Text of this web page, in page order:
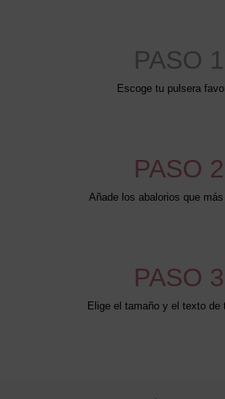
PASO 1
Escoge tu pulsera
PASO 2
Añade los abalorios que
PASO 3
Elige el tamaño y el texto de